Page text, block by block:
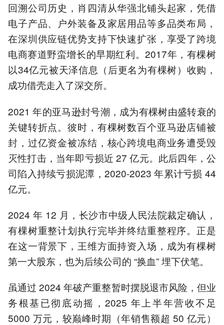
回溯公司历史，肖四清从华强北铺头起家，凭借
电子产品、户外装备及家居用品等多品类布局，
在深圳供应链优势支持下快速扩张，享受了跨境
电商赛道野蛮增长的早期红利。2017年，有棵树
以34亿元被天泽信息（后更名为有棵树）收购，
成功借壳走入了深交所。
2021 年的亚马逊封号潮，成为有棵树由盛转衰的
关键转折点。彼时，有棵树数百个亚马逊店铺被
封，过亿资金被冻结，核心跨境电商业务遭受毁
灭性打击，当年即亏损近 27 亿元。此后四年，公
司陷入持续亏损泥潭，2020-2023 年累计亏损 44
亿元。
2024 年 12 月，长沙市中级人民法院裁定确认，
有棵树重整计划执行完毕并终结重整程序。正是
在这一背景下，王维方面持资入场，成为有棵树
第一大股东，也为后续公司的 “换血” 埋下伏笔。
虽通过 2024 年破产重整暂时摆脱退市风险，但业
务根基已彻底动摇，2025 年上半年营收不足
5000 万元，较巅峰时期（年销售额超 50 亿元）